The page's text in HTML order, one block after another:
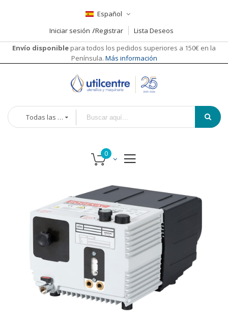
Español
Iniciar sesión
Registrar
Lista Deseos
Envío disponible para todos los pedidos superiores a 150€ en la
Península. Más información
Todas las categorías
imágenes